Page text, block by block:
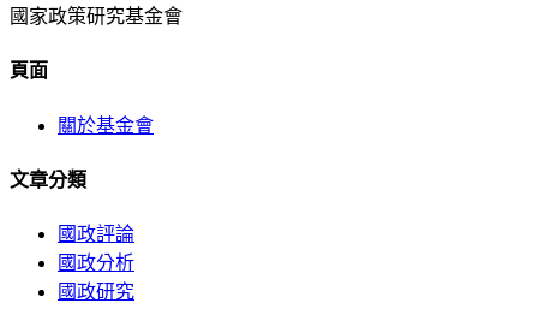
國家政策研究基金會
頁面
關於基金會
文章分類
國政評論
國政分析
國政研究